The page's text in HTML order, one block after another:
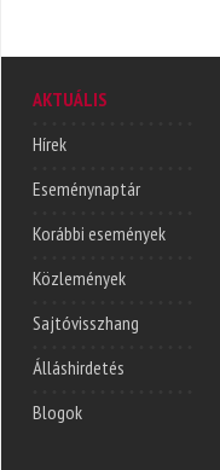
AKTUÁLIS
Hírek
Eseménynaptár
Korábbi események
Közlemények
Sajtóvisszhang
Álláshirdetés
Blogok